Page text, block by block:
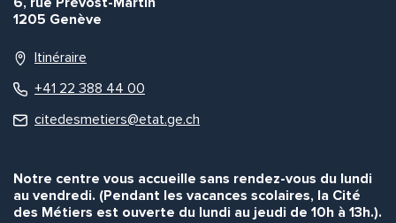
1205 Genève
Itinéraire
+41 22 388 44 00
citedesmetiers@etat.ge.ch
Notre centre vous accueille sans rendez-vous du lundi
au vendredi. (Pendant les vacances scolaires, la Cité
des Métiers est ouverte du lundi au jeudi de 10h à 13h.).